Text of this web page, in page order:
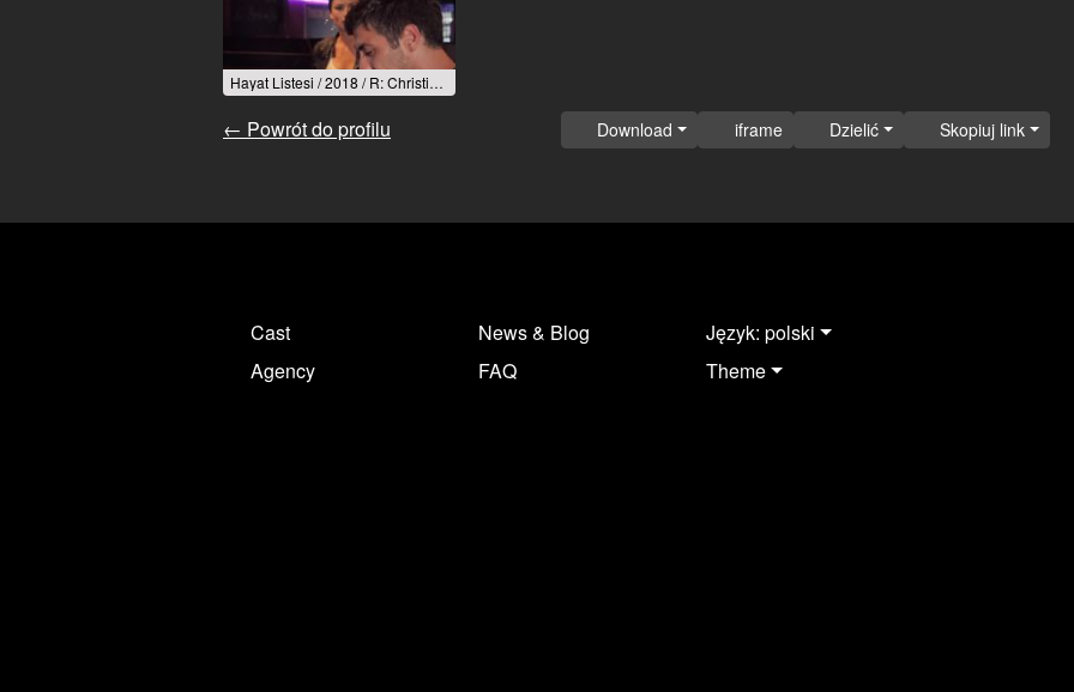
Hayat Listesi / 2018 / R: Christian Grundey
← Powrót do profilu Download iframe Dzielić Skopiuj link
Cast
Agency
News & Blog
FAQ
Język: polski
Theme